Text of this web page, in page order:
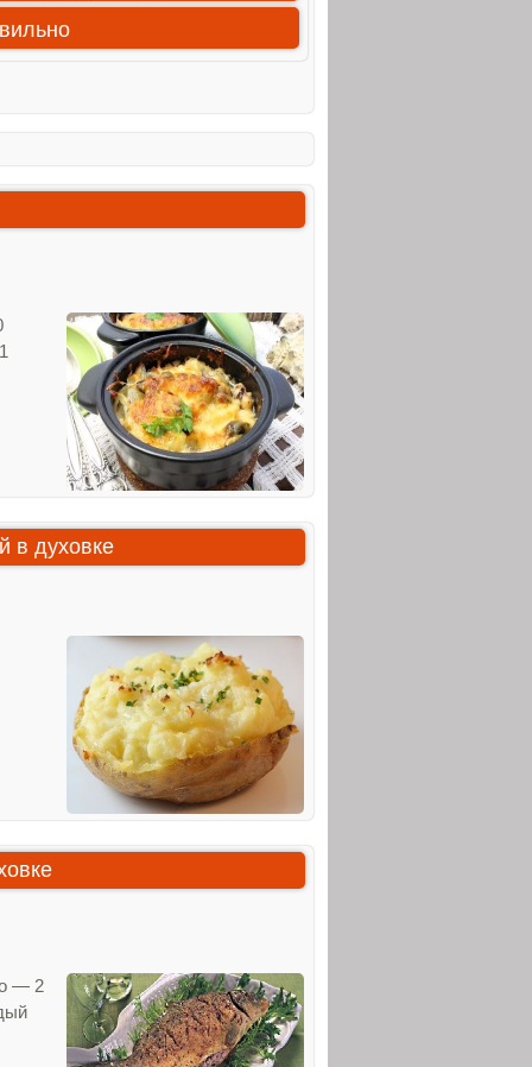
в духовке
— 2